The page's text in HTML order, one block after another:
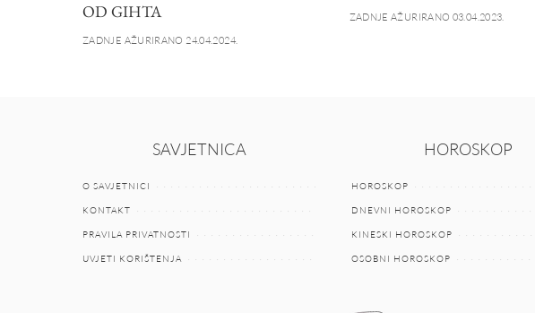
OD GIHTA
ZADNJE AŽURIRANO 24.04.2024.
ZADNJE AŽURIRANO 03.04.2023.
SAVJETNICA
O SAVJETNICI
KONTAKT
PRAVILA PRIVATNOSTI
UVJETI KORIŠTENJA
HOROSKOP
HOROSKOP
DNEVNI HOROSKOP
KINESKI HOROSKOP
OSOBNI HOROSKOP